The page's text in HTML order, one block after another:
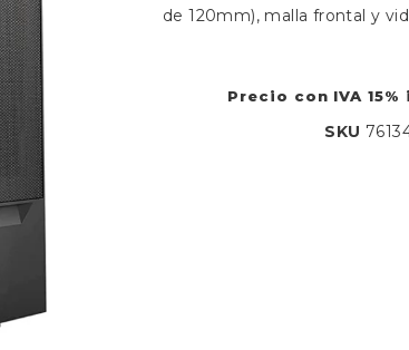
de 120mm), malla frontal y
Precio con IVA
SKU